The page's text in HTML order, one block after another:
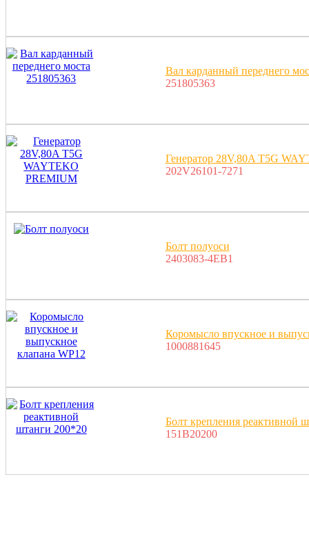
Вал карданный переднего
251805363
Генератор 28V,80A T5G
202V26101-7271
Болт полуоси
2403083-4EB1
Коромысло впускное и
1000881645
Болт крепления реактивной
151B20200